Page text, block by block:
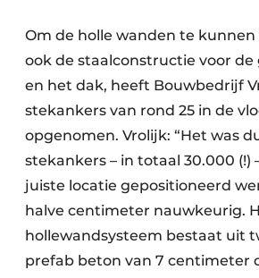
Om de holle wanden te kunnen
ook de staalconstructie voor
en het dak, heeft Bouwbedrijf
stekankers van rond 25 in de
opgenomen. Vrolijk: “Het was
stekankers – in totaal 30.000 (!)
juiste locatie gepositioneerd
halve centimeter nauwkeurig.
hollewandsysteem bestaat uit
prefab beton van 7 centimeter